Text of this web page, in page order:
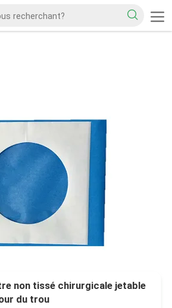
non tissé chirurgicale jetable
du trou